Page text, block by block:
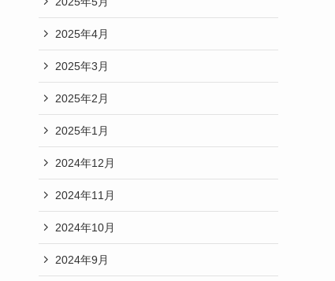
2025年4月
2025年3月
2025年2月
2025年1月
2024年12月
2024年11月
2024年10月
2024年9月